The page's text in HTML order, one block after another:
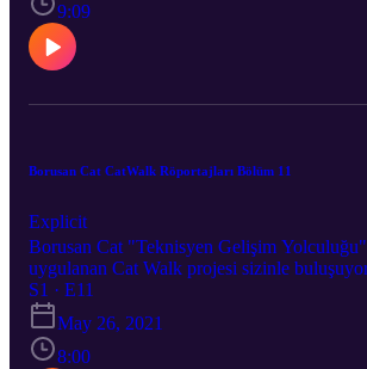
9:09
Borusan Cat CatWalk Röportajları Bölüm 11
Explicit
Borusan Cat "Teknisyen Gelişim Yolculuğu"
uygulanan Cat Walk projesi sizinle
bölümümüzün konuğu Ankara CRC
Teknisyeni Yunus Kadir Gökmeşe. Kariyer
bütün bilgileri kendilerinden dinliyor, bu
öğreniyoruz.
S1 · E11
May 26, 2021
8:00